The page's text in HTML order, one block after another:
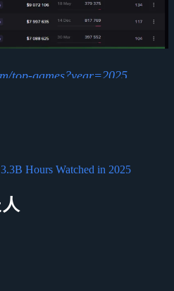
top-games?year=2025
Hours Watched in 2025